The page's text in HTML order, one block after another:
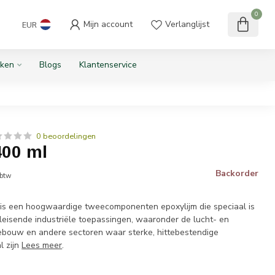
EUR Mijn account Verlanglijst
0
Blogs Klantenservice
0 beoordelingen
ml
Backorder
een hoogwaardige tweecomponenten epoxylijm die speciaal is
industriële toepassingen, waaronder de lucht- en
en andere sectoren waar sterke, hittebestendige
zijnLees meer.